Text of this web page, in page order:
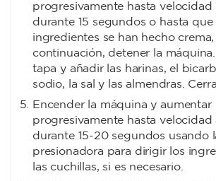
progresivamente hasta velocidad
durante 15 segundos o hasta que
ingredientes se han hecho crema,
continuación, detener la
tapa y añadir las harinas, el
sodio, la sal y las almendras.
Encender la máquina y aumentar
progresivamente hasta velocidad
durante 15-20 segundos usando
presionadora para dirigir los
las cuchillas, si es necesario.